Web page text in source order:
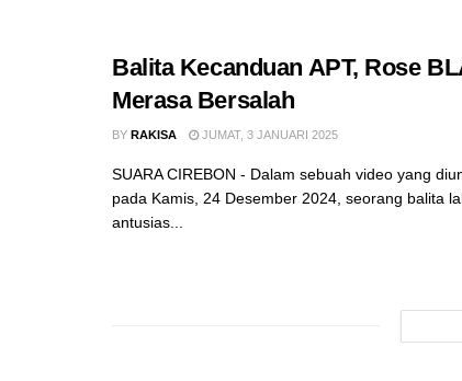
Balita Kecanduan APT, Rose
Merasa Bersalah
BY RAKISA JUMAT, 3 JANUARI 2025
SUARA CIREBON - Dalam sebuah video yang
pada Kamis, 24 Desember 2024, seorang balita
antusias...